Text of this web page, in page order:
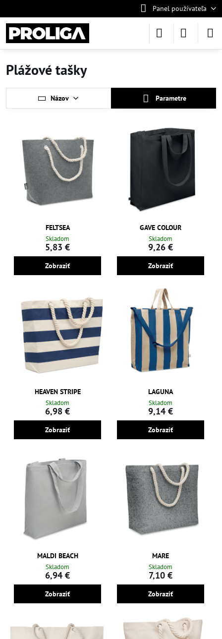
Panel používateľa
Plážové tašky
Názov Parametre
FELTSEA
Skladom
5,83 €
Zobraziť
GAVE COLOUR
Skladom
9,26 €
Zobraziť
HEAVEN STRIPE
Skladom
6,98 €
Zobraziť
LAGUNA
Skladom
9,14 €
Zobraziť
MALDI BEACH
Skladom
6,94 €
Zobraziť
MARE
Skladom
7,10 €
Zobraziť